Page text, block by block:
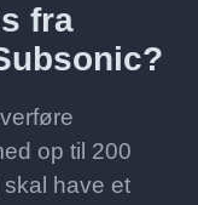
fra
op til 200
have et